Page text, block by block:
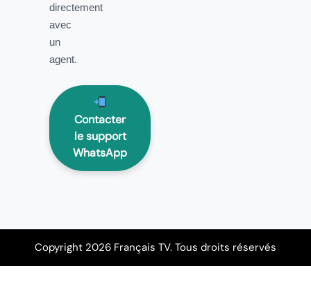
directement
avec
un
agent.
Contacter
le support
WhatsApp
Copyright 2026 Français TV. Tous droits réservés